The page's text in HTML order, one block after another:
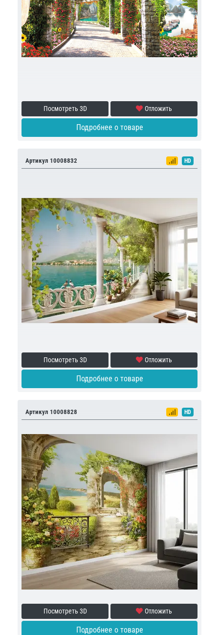
Посмотреть 3D Отложить
Подробнее о товаре
Артикул 10008832 HD
Посмотреть 3D Отложить
Подробнее о товаре
Артикул 10008828 HD
Посмотреть 3D Отложить
Подробнее о товаре